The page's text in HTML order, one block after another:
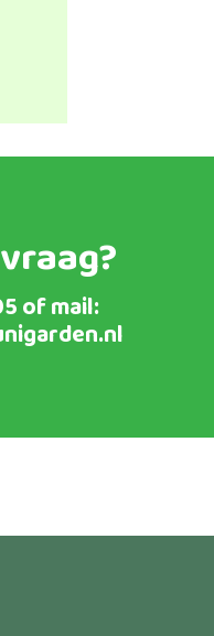
of mail: